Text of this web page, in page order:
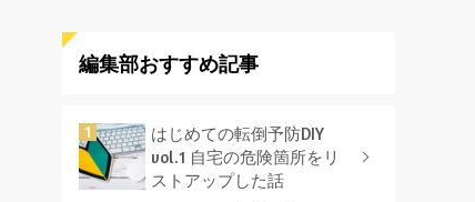
編集部おすすめ記事
はじめての転倒予防DIY
vol.1 自宅の危険箇所をリ
ストアップした話